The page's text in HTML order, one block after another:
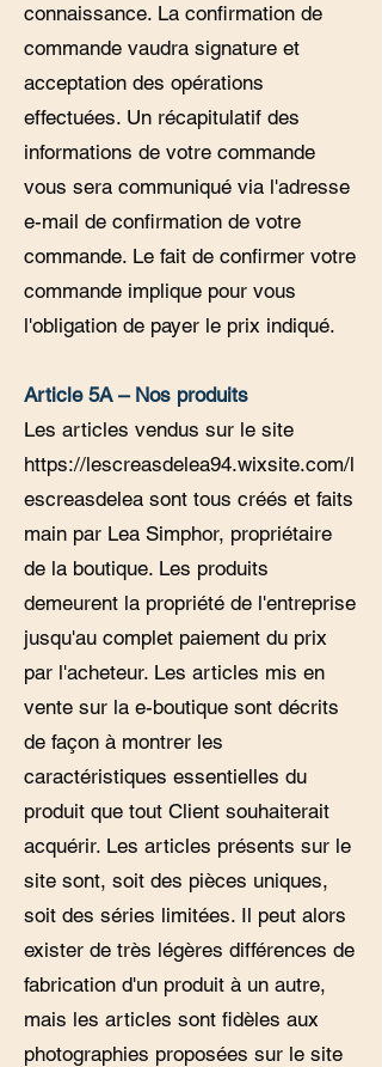
connaissance. La confirmation de
commande vaudra signature et
acceptation des opérations
effectuées. Un récapitulatif des
informations de votre commande
vous sera communiqué via l'adresse
e-mail de confirmation de votre
commande. Le fait de confirmer votre
commande implique pour vous
l'obligation de payer le prix indiqué.
Article 5A – Nos produits
Les articles vendus sur le site
https://lescreasdelea94.wixsite.com/l
escreasdelea sont tous créés et faits
main par Lea Simphor, propriétaire
de la boutique. Les produits
demeurent la propriété de l'entreprise
jusqu'au complet paiement du prix
par l'acheteur. Les articles mis en
vente sur la e-boutique sont décrits
de façon à montrer les
caractéristiques essentielles du
produit que tout Client souhaiterait
acquérir. Les articles présents sur le
site sont, soit des pièces uniques,
soit des séries limitées. Il peut alors
exister de très légères différences de
fabrication d'un produit à un autre,
mais les articles sont fidèles aux
photographies proposées sur le site